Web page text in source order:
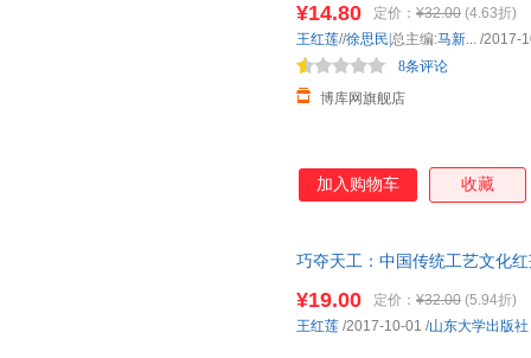
¥14.80 定价： ¥32.00 (4.63折)
博库网旗舰店
8条评论
王红莲//徐思民| 总主编:马新... /2017-
加入购物车 收藏
巧夺天工：中国传统工艺文化
¥19.00 定价： ¥32.00 (5.94折)
王红莲 /2017-10-01 /山东大学出版社